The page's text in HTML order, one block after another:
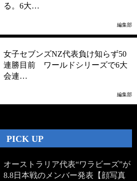
る。6大…
編集部
女子セブンズNZ代表負け知らず50
連勝目前 ワールドシリーズで6大
会連…
編集部
PICK UP
オーストラリア代表“ワラビーズ”が
8.8日本戦のメンバー発表【顔写真